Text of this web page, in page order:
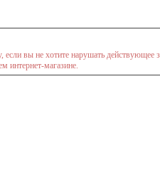
вы не хотите нарушать действующее
интернет-магазине.